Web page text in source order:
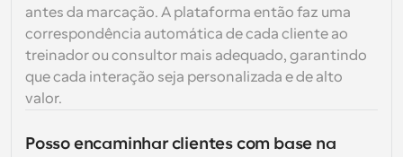
antes da marcação. A plataforma então faz uma
correspondência automática de cada cliente ao
treinador ou consultor mais adequado, garantindo
que cada interação seja personalizada e de alto
valor.
Posso encaminhar clientes com base na